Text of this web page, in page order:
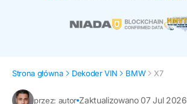
Strona główna Dekoder VIN BMW X7
przez: autor Zaktualizowano 07 Jul 2026